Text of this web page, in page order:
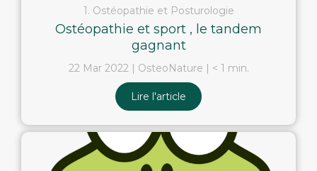
1. Ostéopathie et Posturologie
Ostéopathie et sport , le tandem
gagnant
22 Mar 2022 OsteoNature < 1 min.
Lire l'article